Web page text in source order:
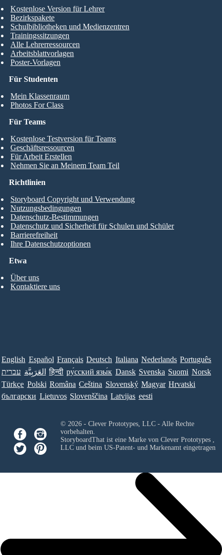
Für Studenten
Mein Klassenraum
Photos For Class
Kostenlose Version für Lehrer
Bezirkspakete
Schulbibliotheken und Medienzentren
Trainingssitzungen
Alle Lehrerressourcen
Arbeitsblattvorlagen
Poster-Vorlagen
Für Teams
Kostenlose Testversion für Teams
Geschäftsressourcen
Für Arbeit Erstellen
Nehmen Sie an Meinem Team Teil
Etwa
Über uns
Kontaktiere uns
Richtlinien
Storyboard Copyright und Verwendung
Nutzungsbedingungen
Datenschutz-Bestimmungen
Datenschutz und Sicherheit für Schulen und Schüler
Barrierefreiheit
Ihre Datenschutzoptionen
English Español Français Deutsch Italiana Nederlands Português
עברית العَرَبِيَّة हिन्दी ру́сский язы́к Dansk Svenska Suomi Norsk
Türkçe Polski Româna Ceština Slovenský Magyar Hrvatski
български Lietuvos Slovenščina Latvijas eesti
© 2026 - Clever Prototypes, LLC - Alle Rechte
vorbehalten.
StoryboardThat ist eine Marke von Clever Prototypes ,
LLCund beim US-Patent- und Markenamt eingetragen